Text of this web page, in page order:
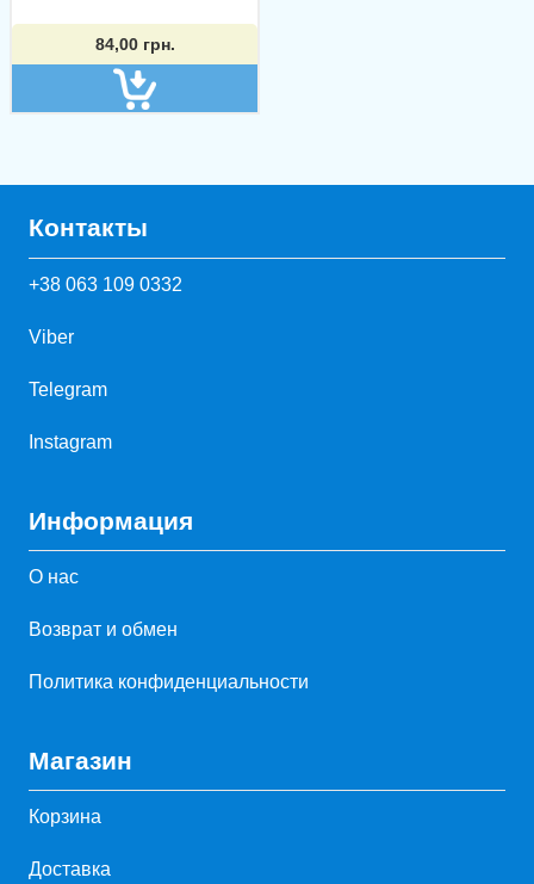
84,00 грн.
Контакты
+38 063 109 0332
Viber
Telegram
Instagram
Информация
О нас
Возврат и обмен
Политика конфиденциальности
Магазин
Корзина
Доставка